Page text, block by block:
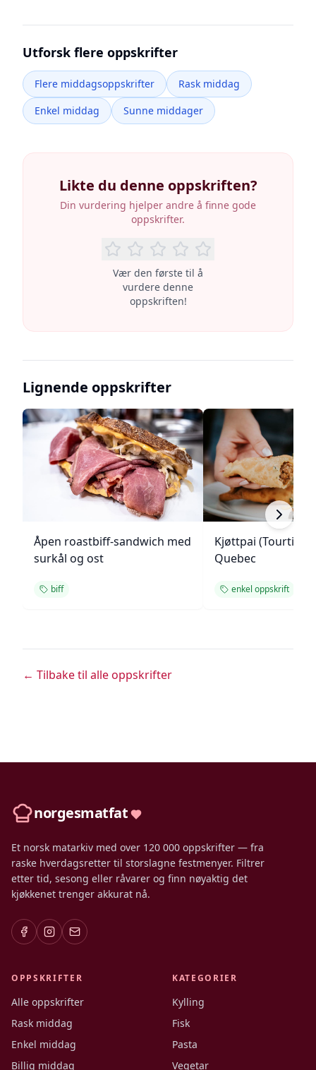
Utforsk flere oppskrifter
Flere middagsoppskrifter
Rask middag
Enkel middag
Sunne middager
Likte du denne oppskriften?
Din vurdering hjelper andre å finne gode
oppskrifter.
Vær den første til å
vurdere denne
oppskriften!
Lignende oppskrifter
Åpen roastbiff-sandwich med
surkål og ost
biff
Kjøttpai
Quebec
enkel oppskrift
← Tilbake til alle oppskrifter
norgesmatfat
Et norsk matarkiv med over 120 000 oppskrifter — fra
raske hverdagsretter til storslagne festmenyer. Filtrer
etter tid, sesong eller råvarer og finn nøyaktig det
kjøkkenet trenger akkurat nå.
OPPSKRIFTER
Alle oppskrifter
Rask middag
Enkel middag
Billig middag
KATEGORIER
Kylling
Fisk
Pasta
Vegetar